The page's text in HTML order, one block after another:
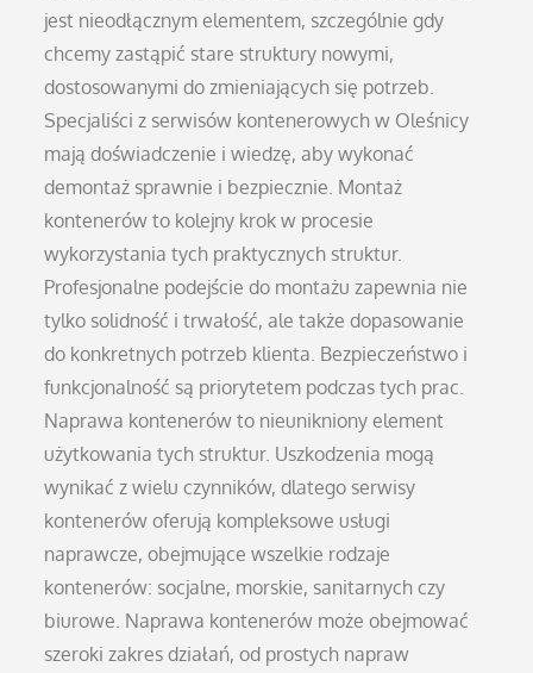
jest nieodłącznym elementem, szczególnie gdy
chcemy zastąpić stare struktury nowymi,
dostosowanymi do zmieniających się potrzeb.
Specjaliści z serwisów kontenerowych w Oleśnicy
mają doświadczenie i wiedzę, aby wykonać
demontaż sprawnie i bezpiecznie. Montaż
kontenerów to kolejny krok w procesie
wykorzystania tych praktycznych struktur.
Profesjonalne podejście do montażu zapewnia nie
tylko solidność i trwałość, ale także dopasowanie
do konkretnych potrzeb klienta. Bezpieczeństwo i
funkcjonalność są priorytetem podczas tych prac.
Naprawa kontenerów to nieunikniony element
użytkowania tych struktur. Uszkodzenia mogą
wynikać z wielu czynników, dlatego serwisy
kontenerów oferują kompleksowe usługi
naprawcze, obejmujące wszelkie rodzaje
kontenerów: socjalne, morskie, sanitarnych czy
biurowe. Naprawa kontenerów może obejmować
szeroki zakres działań, od prostych napraw